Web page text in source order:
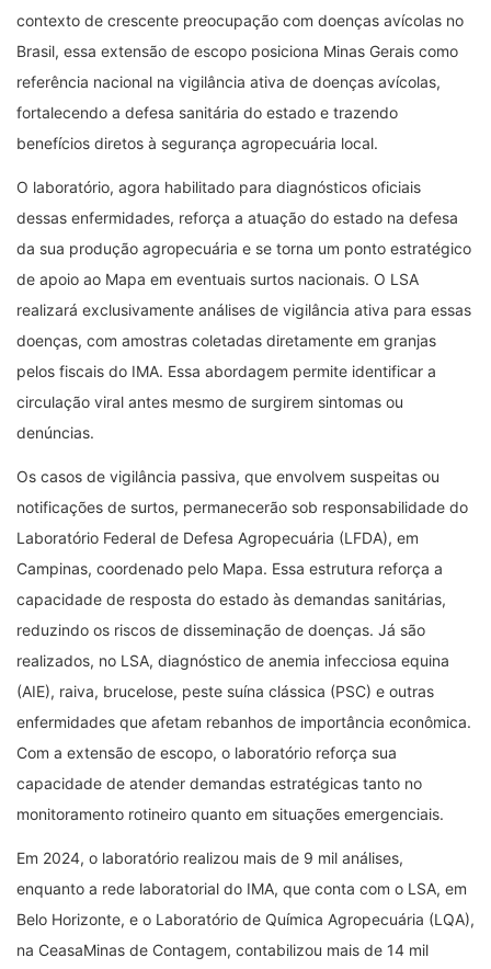
contexto de crescente preocupação com doenças avícolas no
Brasil, essa extensão de escopo posiciona Minas Gerais como
referência nacional na vigilância ativa de doenças avícolas,
fortalecendo a defesa sanitária do estado e trazendo
benefícios diretos à segurança agropecuária local.
O laboratório, agora habilitado para diagnósticos oficiais
dessas enfermidades, reforça a atuação do estado na defesa
da sua produção agropecuária e se torna um ponto estratégico
de apoio ao Mapa em eventuais surtos nacionais. O LSA
realizará exclusivamente análises de vigilância ativa para essas
doenças, com amostras coletadas diretamente em granjas
pelos fiscais do IMA. Essa abordagem permite identificar a
circulação viral antes mesmo de surgirem sintomas ou
denúncias.
Os casos de vigilância passiva, que envolvem suspeitas ou
notificações de surtos, permanecerão sob responsabilidade do
Laboratório Federal de Defesa Agropecuária (LFDA), em
Campinas, coordenado pelo Mapa. Essa estrutura reforça a
capacidade de resposta do estado às demandas sanitárias,
reduzindo os riscos de disseminação de doenças. Já são
realizados, no LSA, diagnóstico de anemia infecciosa equina
(AIE), raiva, brucelose, peste suína clássica (PSC) e outras
enfermidades que afetam rebanhos de importância econômica.
Com a extensão de escopo, o laboratório reforça sua
capacidade de atender demandas estratégicas tanto no
monitoramento rotineiro quanto em situações emergenciais.
Em 2024, o laboratório realizou mais de 9 mil análises,
enquanto a rede laboratorial do IMA, que conta com o LSA, em
Belo Horizonte, e o Laboratório de Química Agropecuária (LQA),
na CeasaMinas de Contagem, contabilizou mais de 14 mil